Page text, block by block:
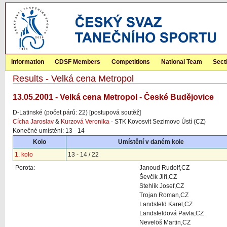
Information CDSF Members Competitions National Team
Results - Velká cena Metropol
13.05.2001 - Velká cena Metropol - České Budějovice
D-Latinské (počet párů: 22) [postupová soutěž]
Cícha Jaroslav & Kurzová Veronika - STK Kovosvit Sezimovo Ústí (CZ)
Konečné umístění: 13 - 14
Kolo
Umístění v daném kole
1. kolo
13 - 14 / 22
Porota:
Janoud Rudolf,CZ
Ševčík Jiří,CZ
Stehlík Josef,CZ
Trojan Roman,CZ
Landsfeld Karel,CZ
Landsfeldová Pavla,CZ
Nevelöš Martin,CZ